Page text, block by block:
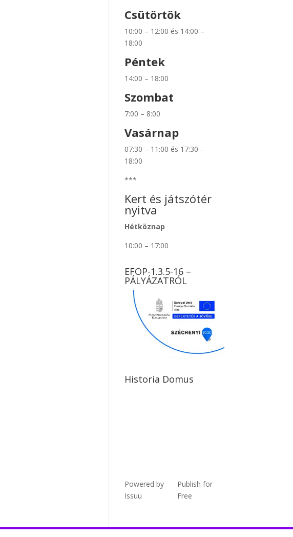
Csütörtök
10:00 – 12:00 és 14:00 –
18:00
Péntek
14:00 – 18:00
Szombat
7:00 – 8:00
Vasárnap
07:30 – 11:00 és 17:30 –
18:00
***
Kert és játszótér
nyitva
Hétköznap
10:00 – 17:00
EFOP-1.3.5-16 –
PÁLYÁZATRÓL
Historia Domus
Powered by
Issuu
Publish for
Free